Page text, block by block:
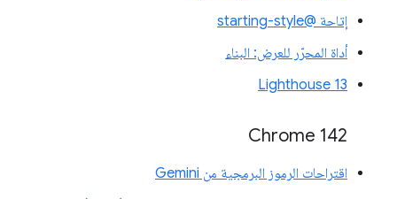
إتاحة @starting-style
أداة المحرّر للعرض: البناء
Lighthouse 13
Chrome 142
اقتراحات الرموز البرمجية من Gemini